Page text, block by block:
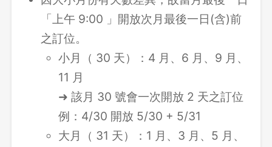
「上午 9:00 」開放次月最後一日(含)前
之訂位。
小月（ 30 天）：4 月、6 月、9 月、
11 月
➜ 該月 30 號會一次開放 2 天之訂位
例：4/30 開放 5/30 + 5/31
大月（ 31 天）：1 月、3 月、5 月、